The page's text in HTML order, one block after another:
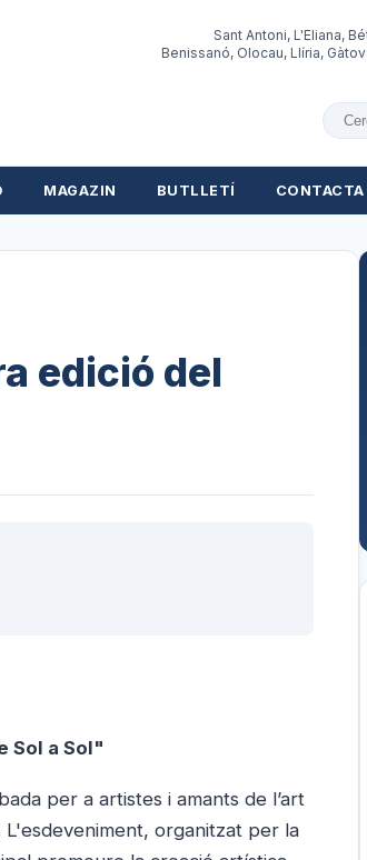
Sant Antoni, L'Eliana,
Benissanó, Olocau, Llíria,
MAGAZIN BUTLLETÍ CONTACTA
edició del
Sol a Sol"
per a artistes i amants de l’art
organitzat per la